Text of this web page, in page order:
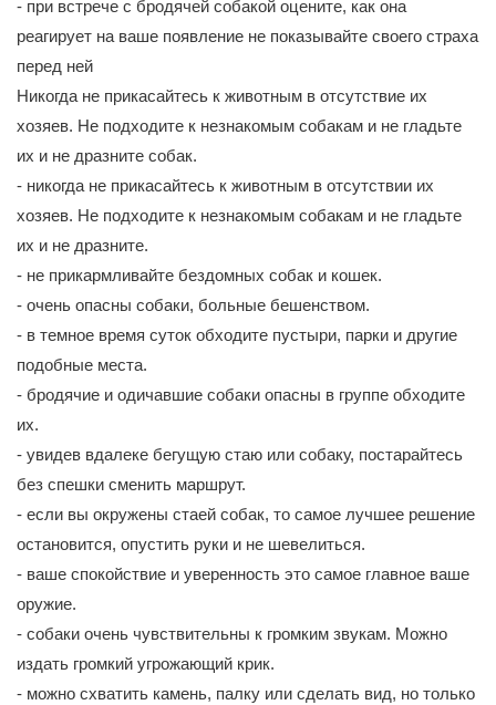
- при встрече с бродячей собакой оцените, как она
реагирует на ваше появление не показывайте своего страха
перед ней
Никогда не прикасайтесь к животным в отсутствие их
хозяев. Не подходите к незнакомым собакам и не гладьте
их и не дразните собак.
- никогда не прикасайтесь к животным в отсутствии их
хозяев. Не подходите к незнакомым собакам и не гладьте
их и не дразните.
- не прикармливайте бездомных собак и кошек.
- очень опасны собаки, больные бешенством.
- в темное время суток обходите пустыри, парки и другие
подобные места.
- бродячие и одичавшие собаки опасны в группе обходите
их.
- увидев вдалеке бегущую стаю или собаку, постарайтесь
без спешки сменить маршрут.
- если вы окружены стаей собак, то самое лучшее решение
остановится, опустить руки и не шевелиться.
- ваше спокойствие и уверенность это самое главное ваше
оружие.
- собаки очень чувствительны к громким звукам. Можно
издать громкий угрожающий крик.
- можно схватить камень, палку или сделать вид, но только